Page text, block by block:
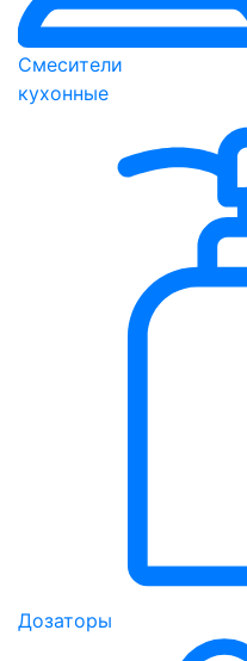
Смесители
кухонные
Дозаторы